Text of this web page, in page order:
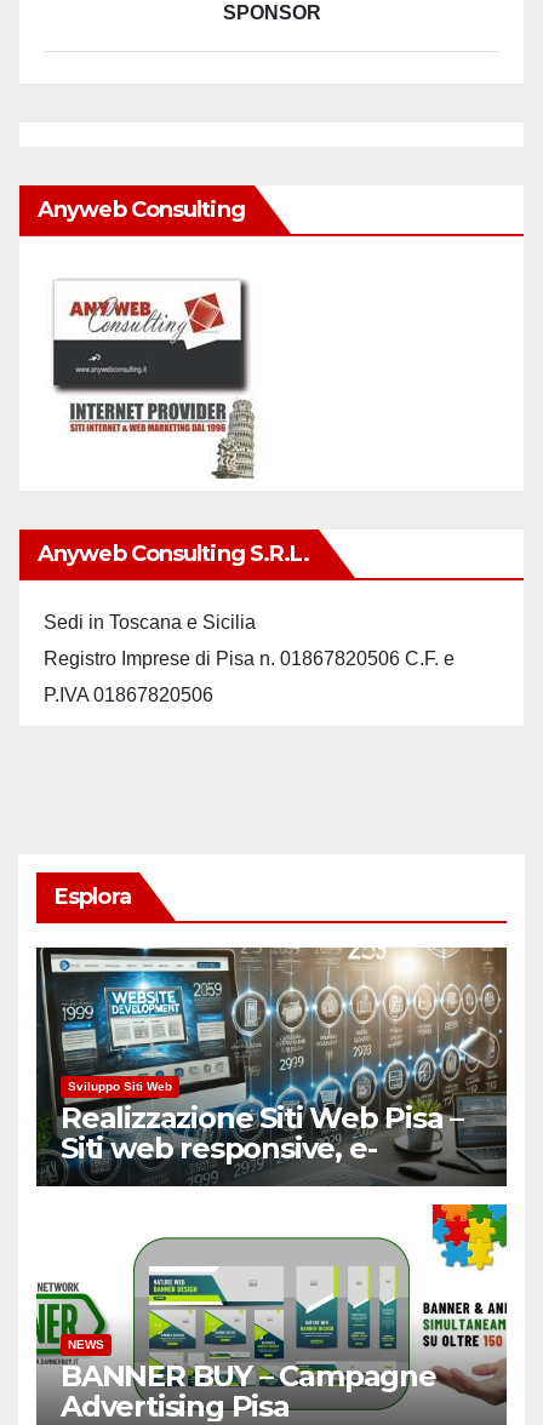
SPONSOR
Anyweb Consulting
Anyweb Consulting S.r.L.
Sedi in Toscana e Sicilia
Registro Imprese di Pisa n. 01867820506 C.F. e
P.IVA 01867820506
Esplora
Sviluppo Siti Web
Realizzazione Siti Web Pisa –
Siti web responsive, e-
Commerce
NEWS
BANNER BUY – Campagne
Advertising Pisa